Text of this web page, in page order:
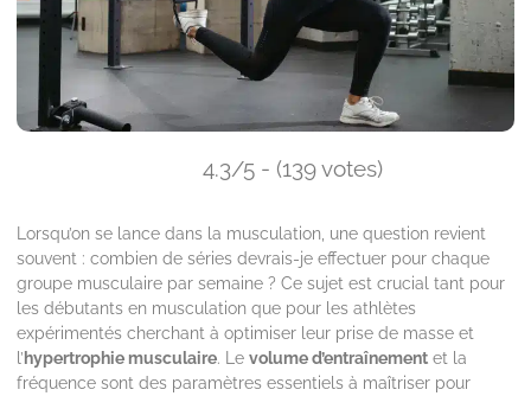
4.3/5 - (139 votes)
Lorsqu’on se lance dans la musculation, une question revient
souvent : combien de séries devrais-je effectuer pour chaque
groupe musculaire par semaine ? Ce sujet est crucial tant pour
les débutants en musculation que pour les athlètes
expérimentés cherchant à optimiser leur prise de masse et
l’hypertrophie musculaire. Le volume d’entraînement et la
fréquence sont des paramètres essentiels à maîtriser pour